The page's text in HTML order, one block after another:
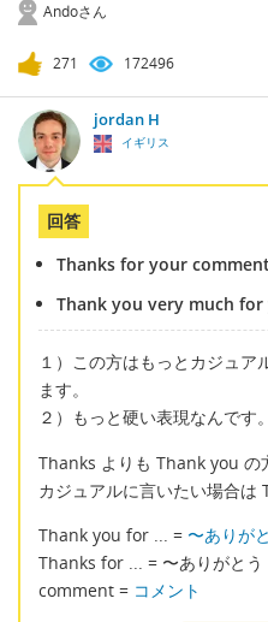
Andoさん
271 172496
jordan H
イギリス
回答
Thanks for your
Thank you very much
１）この方はもっとカジュア
ます。
２）もっと硬い表現なんです。
Thanks よりも Thank you の
カジュアルに言いたい場合は
Thank you for ... = 〜ありが
Thanks for ... = 〜ありがとう
comment = コメント